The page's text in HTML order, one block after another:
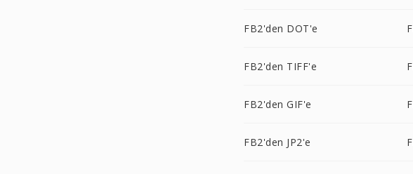
FB2'den DOT'e
FB2'den TIFF'e
FB2'den GIF'e
FB2'den JP2'e